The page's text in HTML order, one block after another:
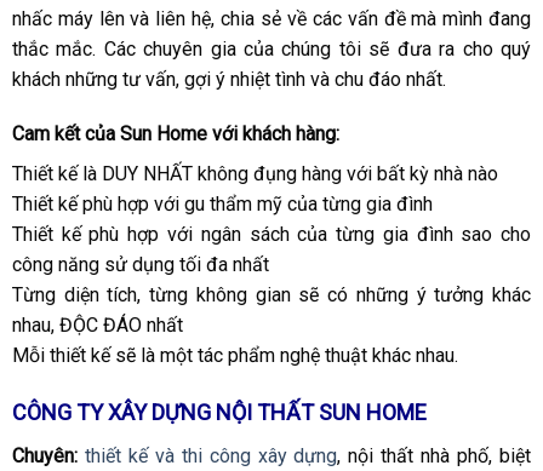
nhấc máy lên và liên hệ, chia sẻ về các vấn đề mà mình đang
thắc mắc. Các chuyên gia của chúng tôi sẽ đưa ra cho quý
khách những tư vấn, gợi ý nhiệt tình và chu đáo nhất.
Cam kết của Sun Home với khách hàng:
Thiết kế là DUY NHẤT không đụng hàng với bất kỳ nhà nào
Thiết kế phù hợp với gu thẩm mỹ của từng gia đình
Thiết kế phù hợp với ngân sách của từng gia đình sao cho
công năng sử dụng tối đa nhất
Từng diện tích, từng không gian sẽ có những ý tưởng khác
nhau, ĐỘC ĐÁO nhất
Mỗi thiết kế sẽ là một tác phẩm nghệ thuật khác nhau.
CÔNG TY XÂY DỰNG NỘI THẤT SUN HOME
Chuyên: thiết kế và thi công xây dựng, nội thất nhà phố, biệt